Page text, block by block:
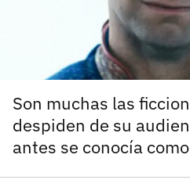
Son muchas las
despiden de su
antes se conocía
El inicio de sesión
disponible, pero
de 3DJuegos:
Recupera tu
¿Ya